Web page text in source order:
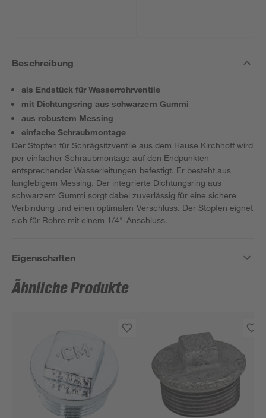
Beschreibung
als Endstück für Wasserrohrventile
mit Dichtungsring aus schwarzem Gummi
aus robustem Messing
einfache Schraubmontage
Der Stopfen für Schrägsitzventile aus dem Hause Kirchhoff wird
per einfacher Schraubmontage auf den Endpunkten
entsprechender Wasserleitungen befestigt. Er besteht aus
langlebigem Messing. Der integrierte Dichtungsring aus
schwarzem Gummi sorgt dabei zuverlässig für eine sichere
Verbindung und einen optimalen Verschluss. Der Stopfen eignet
sich für Rohre mit einem 1/4"-Anschluss.
Eigenschaften
Ähnliche Produkte